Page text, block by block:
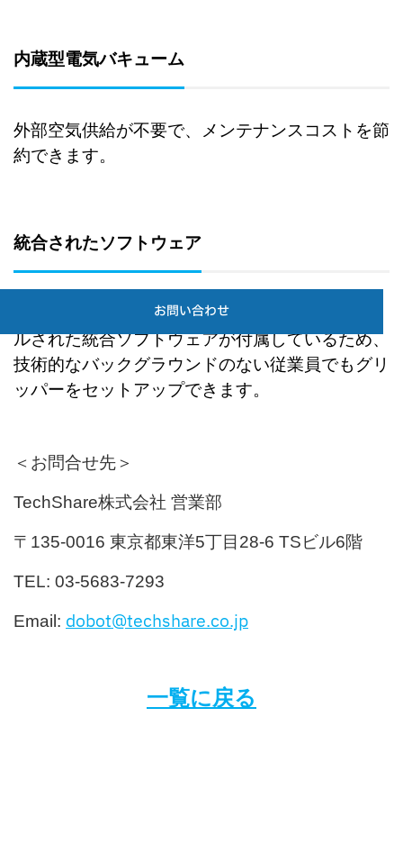
内蔵型電気バキューム
外部空気供給が不要で、メンテナンスコストを節
約できます。
統合されたソフトウェア
VG10バキュームグリッパには、プリインストー
ルされた統合ソフトウェアが付属しているため、
技術的なバックグラウンドのない従業員でもグリ
ッパーをセットアップできます。
＜お問合せ先＞
TechShare株式会社 営業部
〒135-0016 東京都東洋5丁目28-6 TSビル6階
TEL: 03-5683-7293
Email: dobot@techshare.co.jp
一覧に戻る
お問い合わせ